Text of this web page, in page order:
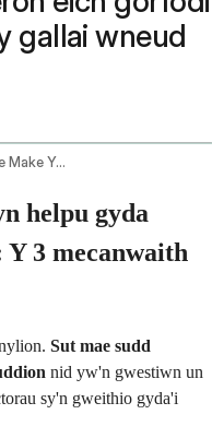
gallai wneud
Does Cranberry Juice Make You Poop
helpu gyda
3 mecanwaith
Sut mae sudd
nid yw'n gwestiwn un
sy'n gweithio gyda'i